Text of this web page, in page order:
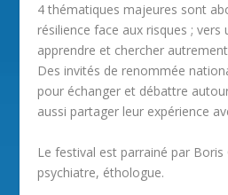
4 thématiques majeures sont
résilience face aux risques ; vers
apprendre et chercher
Des invités de renommée
pour échanger et débattre
aussi partager leur expérience
Le festival est parrainé par
psychiatre, éthologue.